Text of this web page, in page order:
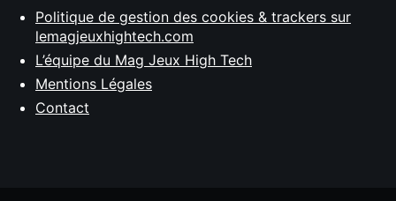
Politique de gestion des cookies & trackers sur
lemagjeuxhightech.com
L’équipe du Mag Jeux High Tech
Mentions Légales
Contact